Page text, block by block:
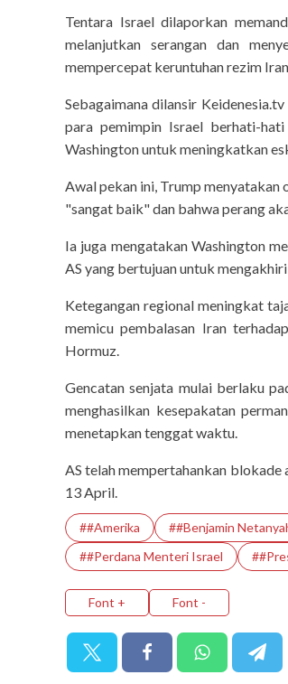
Tentara Israel dilaporkan
melanjutkan serangan dan
mempercepat keruntuhan rezim
Sebagaimana dilansir
para pemimpin Israel berhati-
Washington untuk meningkatkan
Awal pekan ini, Trump
"sangat baik" dan bahwa perang
Ia juga mengatakan Washington
AS yang bertujuan untuk
Ketegangan regional meningkat
memicu pembalasan Iran
Hormuz.
Gencatan senjata mulai berlaku
menghasilkan kesepakatan
menetapkan tenggat waktu.
AS telah mempertahankan
13 April.
##Amerika ##Benjamin
##Perdana Menteri Israel
Font + Font -